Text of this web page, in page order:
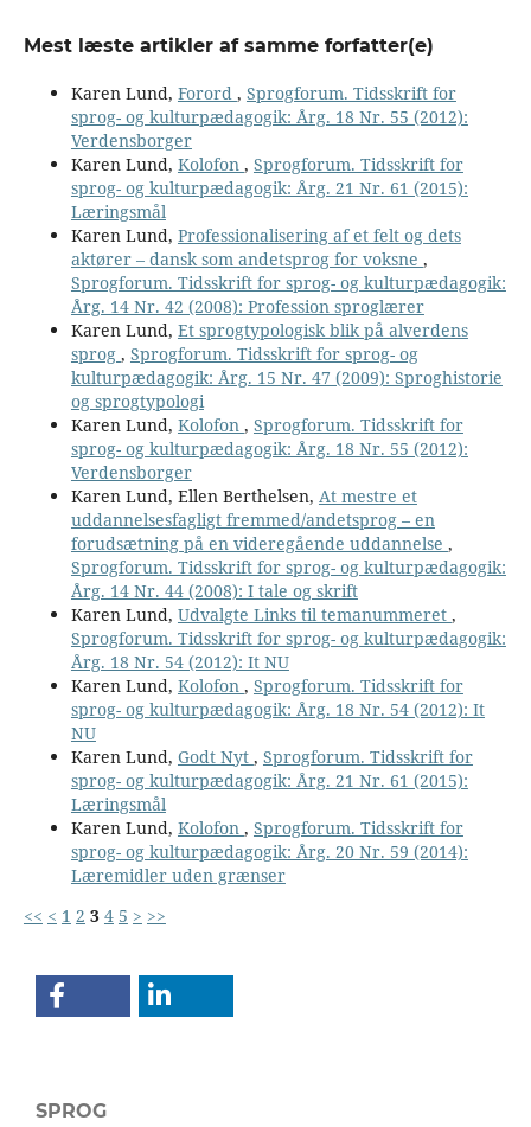
Mest læste artikler af samme forfatter(e)
Karen Lund, Forord , Sprogforum. Tidsskrift for
sprog- og kulturpædagogik: Årg. 18 Nr. 55 (2012):
Verdensborger
Karen Lund, Kolofon , Sprogforum. Tidsskrift for
sprog- og kulturpædagogik: Årg. 21 Nr. 61 (2015):
Læringsmål
Karen Lund, Professionalisering af et felt og dets
aktører – dansk som andetsprog for voksne ,
Sprogforum. Tidsskrift for sprog- og kulturpædagogik:
Årg. 14 Nr. 42 (2008): Profession sproglærer
Karen Lund, Et sprogtypologisk blik på alverdens
sprog , Sprogforum. Tidsskrift for sprog- og
kulturpædagogik: Årg. 15 Nr. 47 (2009): Sproghistorie
og sprogtypologi
Karen Lund, Kolofon , Sprogforum. Tidsskrift for
sprog- og kulturpædagogik: Årg. 18 Nr. 55 (2012):
Verdensborger
Karen Lund, Ellen Berthelsen, At mestre et
uddannelsesfagligt fremmed/andetsprog – en
forudsætning på en videregående uddannelse ,
Sprogforum. Tidsskrift for sprog- og kulturpædagogik:
Årg. 14 Nr. 44 (2008): I tale og skrift
Karen Lund, Udvalgte Links til temanummeret ,
Sprogforum. Tidsskrift for sprog- og kulturpædagogik:
Årg. 18 Nr. 54 (2012): It NU
Karen Lund, Kolofon , Sprogforum. Tidsskrift for
sprog- og kulturpædagogik: Årg. 18 Nr. 54 (2012): It
NU
Karen Lund, Godt Nyt , Sprogforum. Tidsskrift for
sprog- og kulturpædagogik: Årg. 21 Nr. 61 (2015):
Læringsmål
Karen Lund, Kolofon , Sprogforum. Tidsskrift for
sprog- og kulturpædagogik: Årg. 20 Nr. 59 (2014):
Læremidler uden grænser
<< < 1 2 3 4 5 > >>
SPROG